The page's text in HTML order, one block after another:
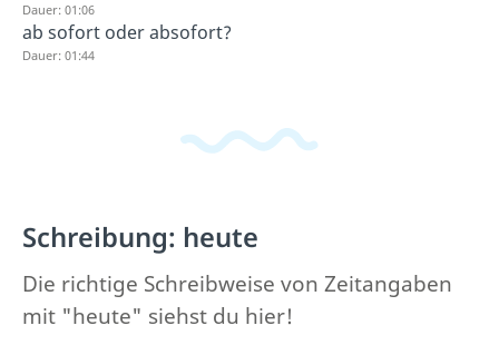
Dauer: 01:06
ab sofort oder absofort?
Dauer: 01:44
Schreibung: heute
Die richtige Schreibweise von Zeitangaben
mit "heute" siehst du hier!